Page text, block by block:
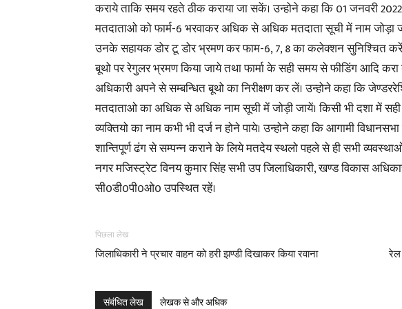
कराये ताकि समय रहते ठीक कराया जा सकें। उन्होने कहा कि 01 जनवरी
मतदाताओ को फार्म-6 भरवाकर अधिक से अधिक मतदाता सूची में नाम
उनके सहायक डोर टू डोर भ्रमण कर फाम-6, 7, 8 का कलेक्शन सुनिश्चित करें।
बूथो पर रेगुलर भ्रमण किया जाये तथा फार्मा के सही समय से फीडिंग आदि
अधिकारी अपने से सम्बन्धित बूथो का निरीक्षण कर लें। उन्होने कहा कि
मतदाताओ का अधिक से अधिक नाम सूची में जोड़ी जायें। किसी भी दशा में
व्यक्तियो का नाम कभी भी दर्ज न होने पाये। उन्होने कहा कि आगामी विधानसभा
शान्तिपूर्ण ढंग से सम्पन्न कराने के लिये मतदेय स्थलो पहले से ही सभी
नगर मजिस्ट्रेट विनय कुमार सिंह सभी उप जिलाधिकारी, खण्ड विकास
सी0डी0पी0ओ0 उपस्थित रहें।
पिछला लेख
जिलाधिकारी ने प्रचार वाहन को हरी झण्डी दिखाकर किया रवाना
संबंधित लेख लेखक से और अधिक